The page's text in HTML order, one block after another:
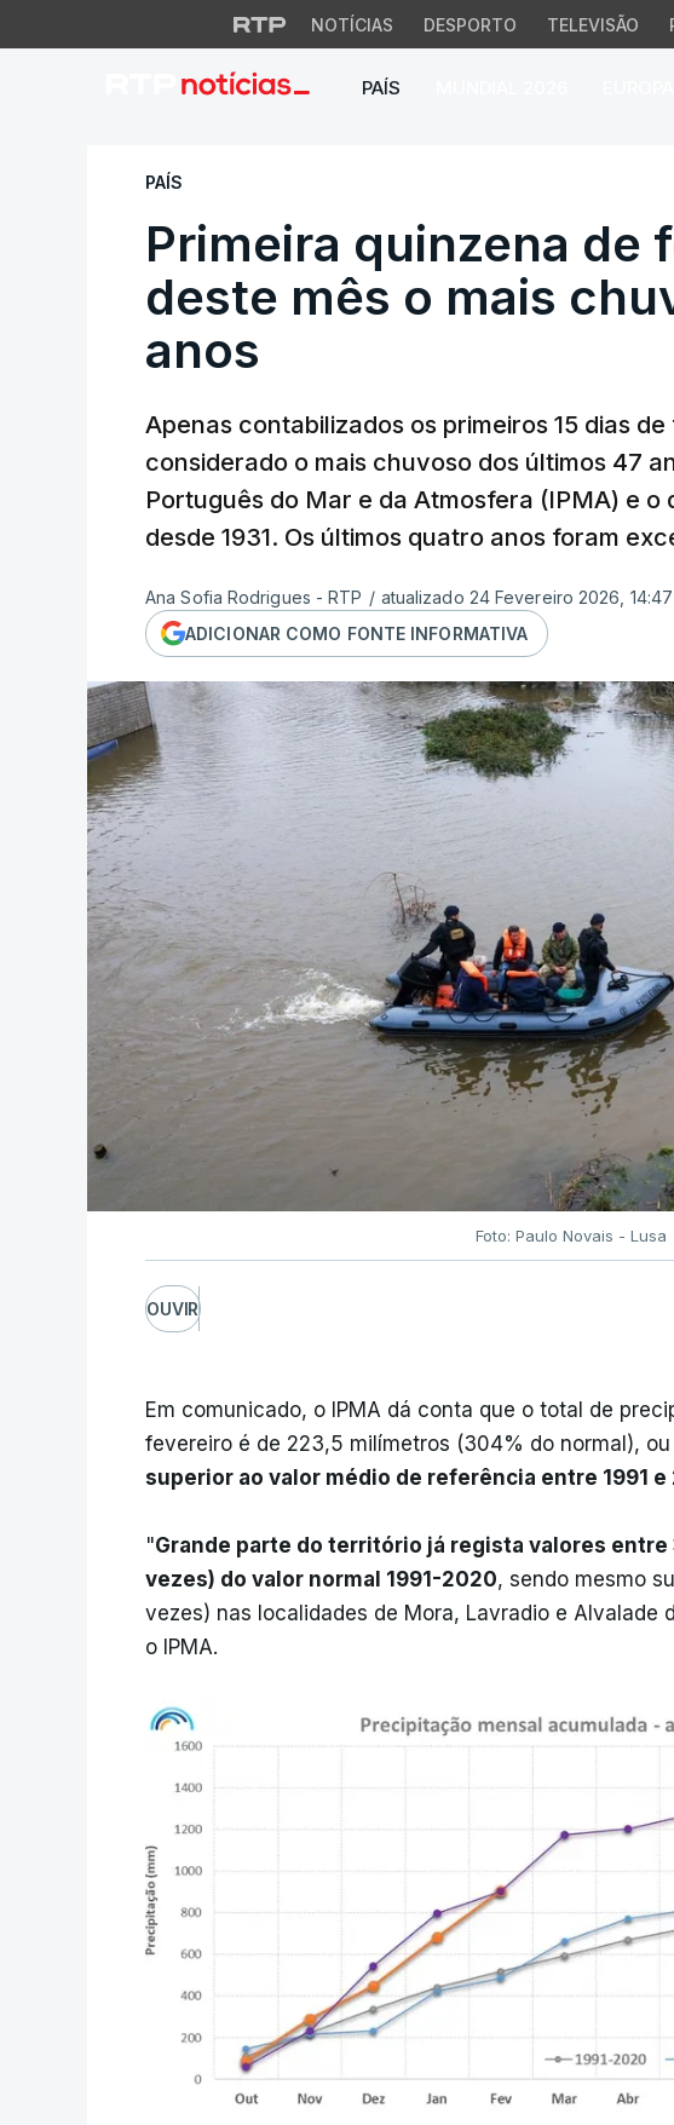
NOTÍCIAS DESPORTO TELEVISÃO
PAÍS
Primeira quinzena de
PAÍS
Primeira quinzena de
deste mês o mais
anos
Apenas contabilizados os primeiros 15 dias
considerado o mais chuvoso dos últimos 47
Português do Mar e da Atmosfera (IPMA) e o
desde 1931. Os últimos quatro anos foram
Ana Sofia Rodrigues - RTP / atualizado 24 Fevereiro 2026, 14:47
ADICIONAR COMO FONTE INFORMATIVA
Foto: Paulo Novais - Lusa
OUVIR
Em comunicado, o IPMA dá conta que o total de
fevereiro é de 223,5 milímetros (304% do normal), ou
superior ao valor médio de referência entre 1991 e
"Grande parte do território já regista valores
vezes) do valor normal 1991-2020, sendo mesmo
vezes) nas localidades de Mora, Lavradio e Alvalade
o IPMA.